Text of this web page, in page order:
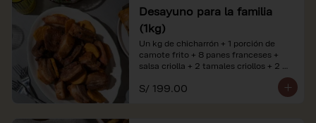
referenciales.
Desayuno para la familia
(1kg)
Un kg de chicharrón + 1 porción de
camote frito + 8 panes franceses +
salsa criolla + 2 tamales criollos + 2
*Nuestros precios están expresados en
S/ 199.00